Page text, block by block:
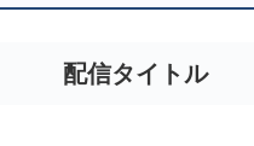
配信タイトル